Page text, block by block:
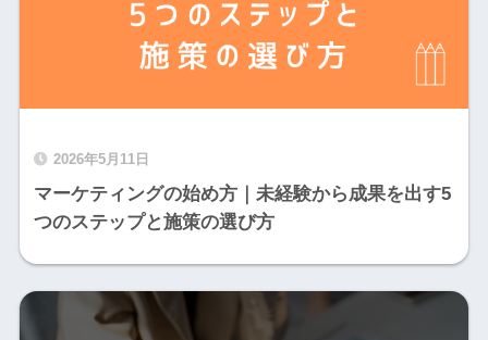
2026年5月11日
マーケティングの始め方｜未経験から成果を出す5
つのステップと施策の選び方